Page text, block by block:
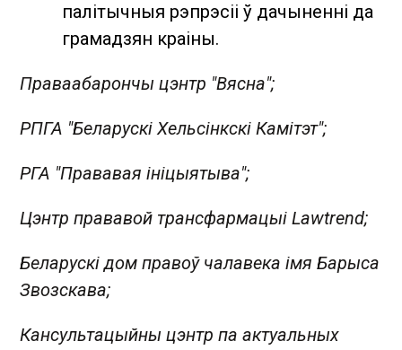
палітычныя рэпрэсіі ў дачыненні да
грамадзян краіны.
Праваабарончы цэнтр "Вясна";
РПГА "Беларускі Хельсінкскі Камітэт";
РГА "Прававая ініцыятыва";
Цэнтр прававой трансфармацыі Lawtrend;
Беларускі дом правоў чалавека імя Барыса
Звозскава;
Кансультацыйны цэнтр па актуальных